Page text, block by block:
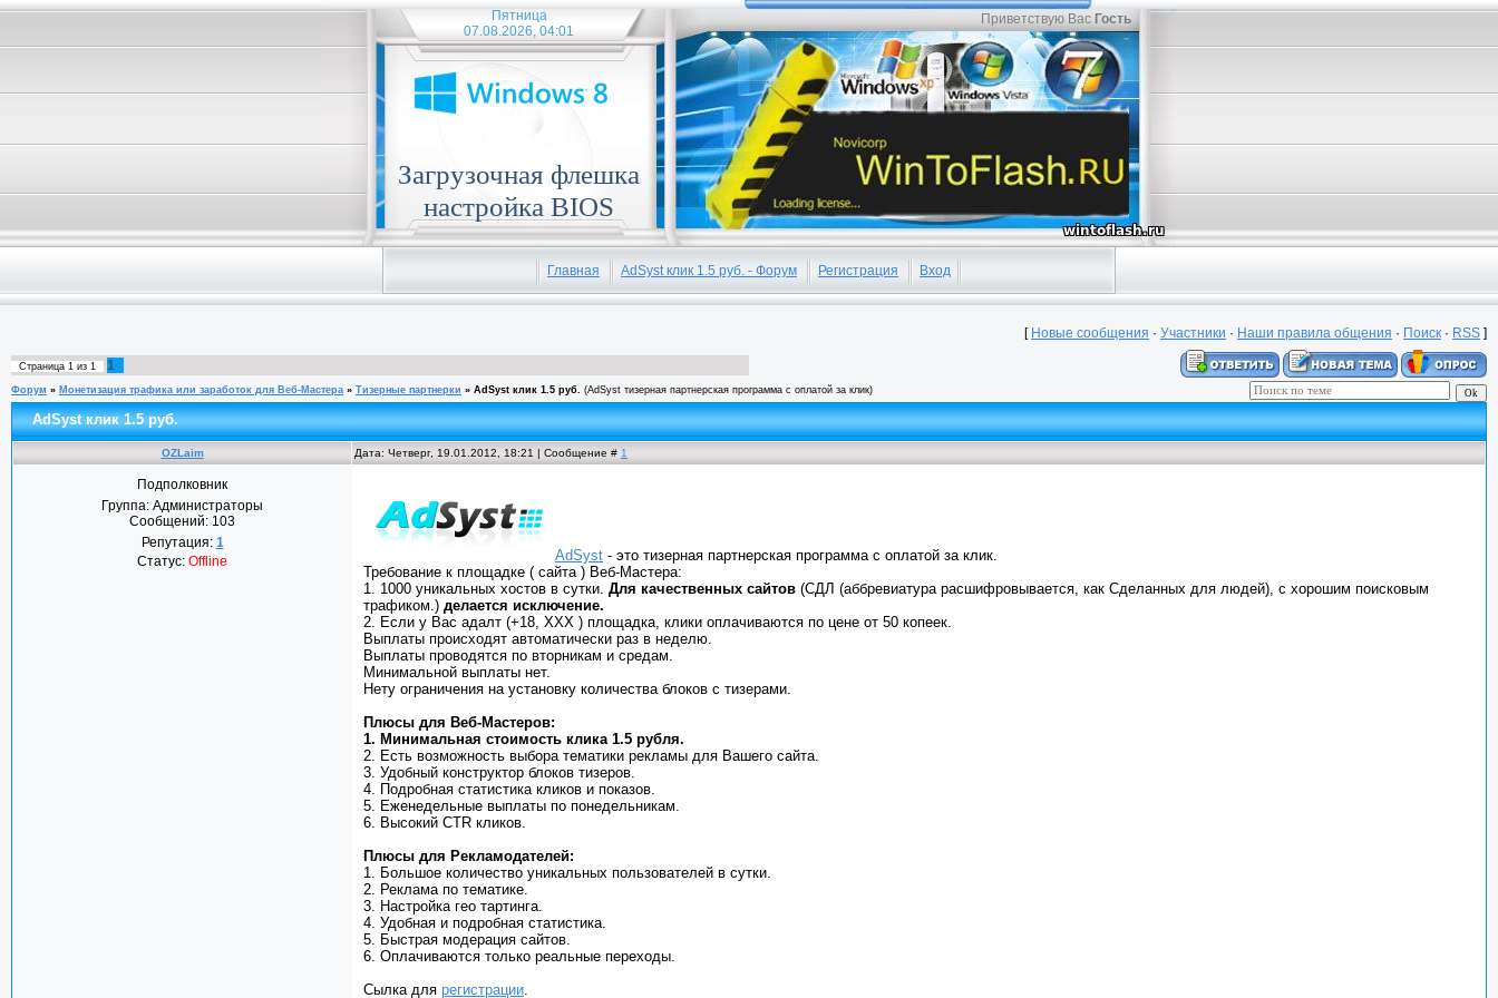
Пятница
07.08.2026, 04:01
Загрузочная флешка
настройка BIOS
Приветствую Вас Гость
Главная AdSyst клик 1.5 руб. - Форум Регистрация Вход
[ Новые сообщения · Участники · Наши правила общения · Поиск · RSS ]
Страница 1 из 1 1
Форум » Монетизация трафика или заработок для Веб-Мастера » Тизерные партнерки » AdSyst клик 1.5 руб. (AdSyst тизерная партнерская программа с оплатой за клик)
AdSyst клик 1.5 руб.
OZLaim Дата: Четверг, 19.01.2012, 18:21 | Сообщение # 1
Подполковник
Группа: Администраторы
Сообщений: 103
Репутация: 1
Статус: Offline AdSyst - это тизерная партнерская программа с оплатой за клик.
Требование к площадке ( сайта ) Веб-Мастера:
1. 1000 уникальных хостов в сутки. Для качественных сайтов (СДЛ (аббревиатура расшифровывается, как Сделанных для людей), с хорошим поисковым
трафиком.) делается исключение.
2. Если у Вас адалт (+18, ХХХ ) площадка, клики оплачиваются по цене от 50 копеек.
Выплаты происходят автоматически раз в неделю.
Выплаты проводятся по вторникам и средам.
Минимальной выплаты нет.
Нету ограничения на установку количества блоков с тизерами.
Плюсы для Веб-Мастеров:
1. Минимальная стоимость клика 1.5 рубля.
2. Есть возможность выбора тематики рекламы для Вашего сайта.
3. Удобный конструктор блоков тизеров.
4. Подробная статистика кликов и показов.
5. Еженедельные выплаты по понедельникам.
6. Высокий CTR кликов.
Плюсы для Рекламодателей:
1. Большое количество уникальных пользователей в сутки.
2. Реклама по тематике.
3. Настройка гео тартинга.
4. Удобная и подробная статистика.
5. Быстрая модерация сайтов.
6. Оплачиваются только реальные переходы.
Сылка для регистрации.